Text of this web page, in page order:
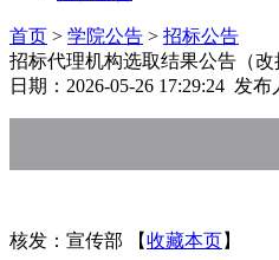
首页 > 学院公告 > 招标公告
招标代理机构选取结果公告（改
日期：2026-05-26 17:29:24 发
核发：宣传部 【收藏本页】